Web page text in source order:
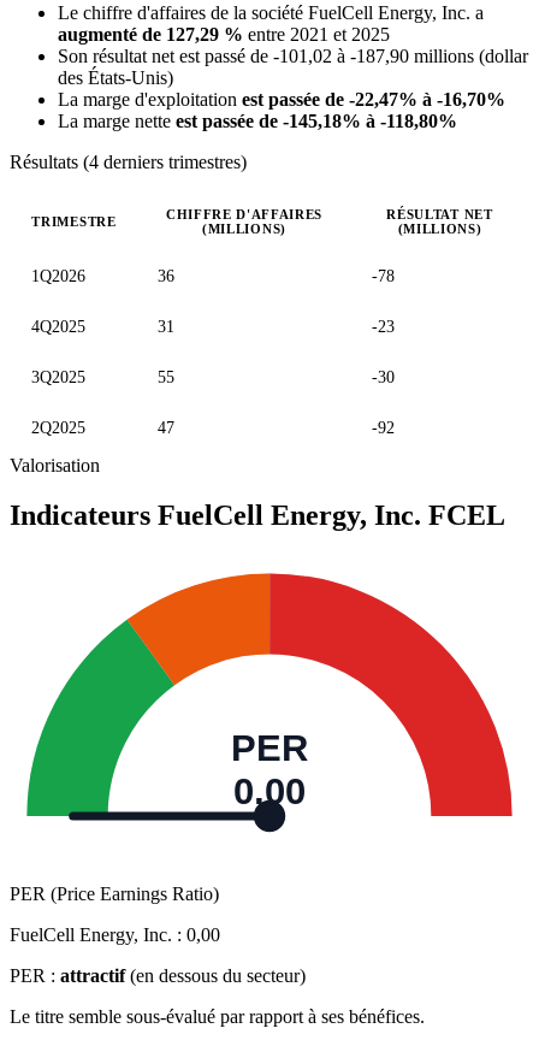
Le chiffre d'affaires de la société FuelCell Energy, Inc. a
augmenté de 127,29 % entre 2021 et 2025
Son résultat net est passé de -101,02 à -187,90 millions (dollar
des États-Unis)
La marge d'exploitation est passée de -22,47% à -16,70%
La marge nette est passée de -145,18% à -118,80%
Résultats (4 derniers trimestres)
TRIMESTRE
CHIFFRE D'AFFAIRES
(MILLIONS)
RÉSULTAT NET
(MILLIONS)
1Q2026 36 -78
4Q2025 31 -23
3Q2025 55 -30
2Q2025 47 -92
Valorisation
Indicateurs FuelCell Energy, Inc. FCEL
PER
0,00
PER (Price Earnings Ratio)
FuelCell Energy, Inc. : 0,00
PER : attractif (en dessous du secteur)
Le titre semble sous-évalué par rapport à ses bénéfices.